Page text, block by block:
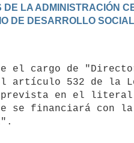
DE LA ADMINISTRACIÓN
DE DESARROLLO SOCIAL
artículo 532 de la
en el literal
se financiará con